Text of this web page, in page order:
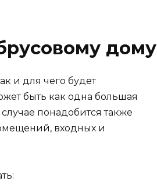
дому
и для чего будет
быть как одна большая
понадобится также
входных и